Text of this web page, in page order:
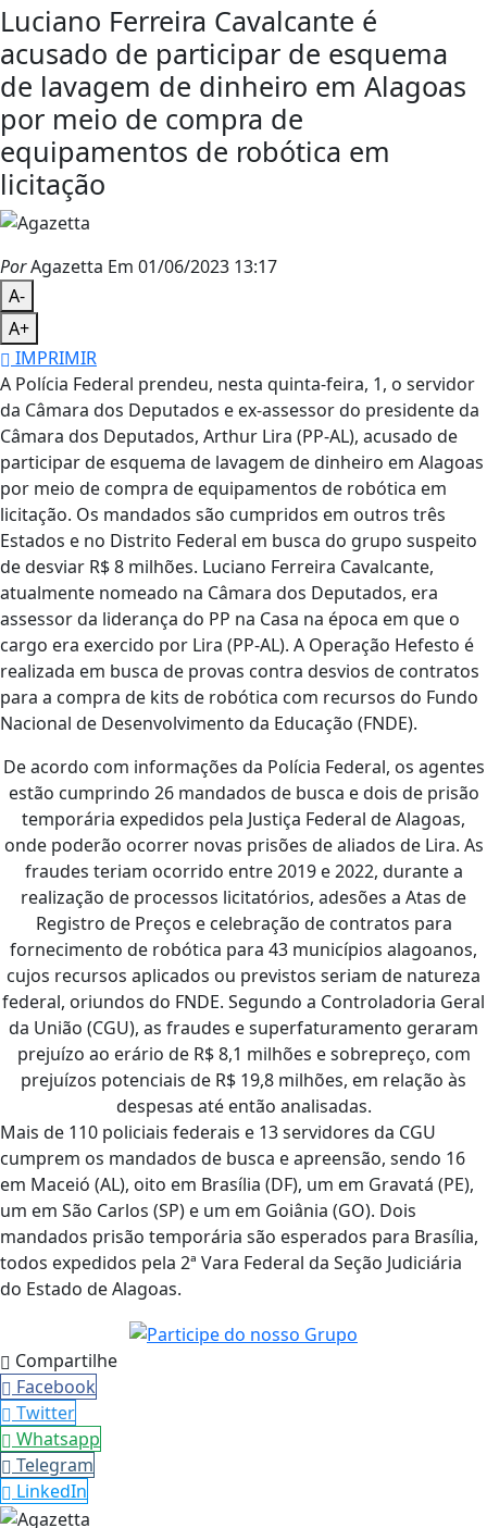
Luciano Ferreira Cavalcante é
acusado de participar de esquema
de lavagem de dinheiro em Alagoas
por meio de compra de
equipamentos de robótica em
licitação
PorAgazetta Em 01/06/2023 13:17
A-
A+
IMPRIMIR
A Polícia Federal prendeu, nesta quinta-feira, 1, o servidor
da Câmara dos Deputados e ex-assessor do presidente da
Câmara dos Deputados, Arthur Lira (PP-AL), acusado de
participar de esquema de lavagem de dinheiro em Alagoas
por meio de compra de equipamentos de robótica em
licitação. Os mandados são cumpridos em outros três
Estados e no Distrito Federal em busca do grupo suspeito
de desviar R$ 8 milhões. Luciano Ferreira Cavalcante,
atualmente nomeado na Câmara dos Deputados, era
assessor da liderança do PP na Casa na época em que o
cargo era exercido por Lira (PP-AL). A Operação Hefesto é
realizada em busca de provas contra desvios de contratos
para a compra de kits de robótica com recursos do Fundo
Nacional de Desenvolvimento da Educação (FNDE).
De acordo com informações da Polícia Federal, os agentes
estão cumprindo 26 mandados de busca e dois de prisão
temporária expedidos pela Justiça Federal de Alagoas,
onde poderão ocorrer novas prisões de aliados de Lira. As
fraudes teriam ocorrido entre 2019 e 2022, durante a
realização de processos licitatórios, adesões a Atas de
Registro de Preços e celebração de contratos para
fornecimento de robótica para 43 municípios alagoanos,
cujos recursos aplicados ou previstos seriam de natureza
federal, oriundos do FNDE. Segundo a Controladoria Geral
da União (CGU), as fraudes e superfaturamento geraram
prejuízo ao erário de R$ 8,1 milhões e sobrepreço, com
prejuízos potenciais de R$ 19,8 milhões, em relação às
despesas até então analisadas.
Mais de 110 policiais federais e 13 servidores da CGU
cumprem os mandados de busca e apreensão, sendo 16
em Maceió (AL), oito em Brasília (DF), um em Gravatá (PE),
um em São Carlos (SP) e um em Goiânia (GO). Dois
mandados prisão temporária são esperados para Brasília,
todos expedidos pela 2ª Vara Federal da Seção Judiciária
do Estado de Alagoas.
Compartilhe
Facebook
Twitter
Whatsapp
Telegram
LinkedIn